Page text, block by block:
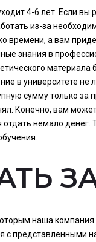
4-6 лет. Если вы
из-за
времени, а вам
знания в
в университете
сумму только за
Конечно, вам
отдать немало
наша
с представленными